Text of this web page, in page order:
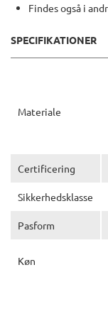
Findes også i
SPECIFIKATIONER
Materiale
Certificering
Sikkerhedsklasse
Pasform
Køn